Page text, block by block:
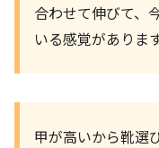
合わせて伸びて、
いる感覚があります
甲が高いから靴選